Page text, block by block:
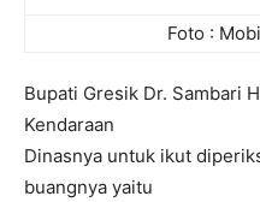
Foto :
Bupati Gresik Dr. Sambari
Kendaraan
Dinasnya untuk ikut
buangnya yaitu